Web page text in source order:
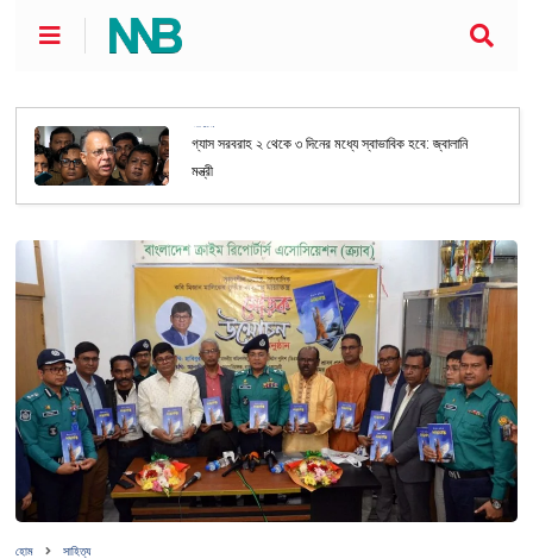
গ্যাস সরবরাহ ২ থেকে ৩ দিনের মধ্যে স্বাভাবিক হবে: জ্বালানি
মন্ত্রী
হোম সাহিত্য